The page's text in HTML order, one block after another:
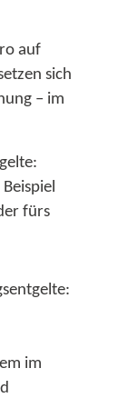
auf
sich
– im
fürs
im